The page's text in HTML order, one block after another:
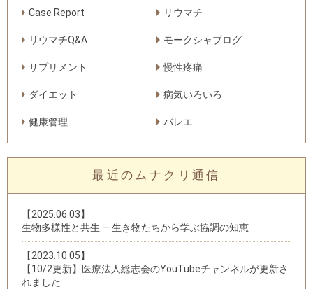
Case Report リウマチ
リウマチQ&A モークシャブログ
サプリメント 慢性疼痛
ダイエット 病気いろいろ
健康管理 バレエ
最近のムナクリ通信
【2025.06.03】
生物多様性と共生 — 生き物たちから学ぶ協調の知恵
【2023.10.05】
【10/2更新】医療法人総志会のYouTubeチャンネルが更新さ
れました